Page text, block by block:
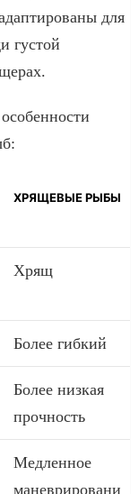
для
густой
ХРЯЩЕВЫЕ РЫБЫ
Хрящ
Более гибкий
Более низкая
прочность
Медленное
маневрировани